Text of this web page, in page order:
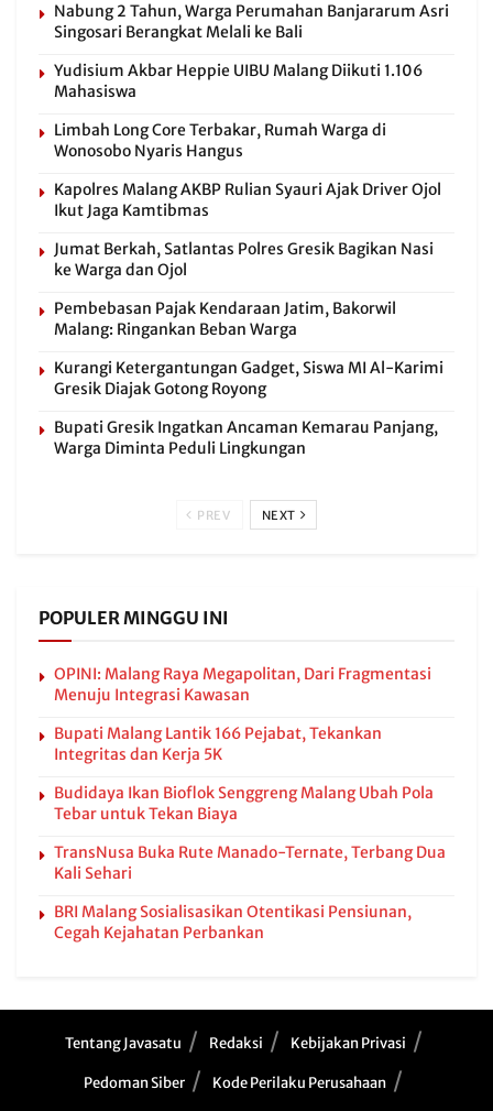
Nabung 2 Tahun, Warga Perumahan Banjararum Asri
Singosari Berangkat Melali ke Bali
Yudisium Akbar Heppie UIBU Malang Diikuti 1.106
Mahasiswa
Limbah Long Core Terbakar, Rumah Warga di
Wonosobo Nyaris Hangus
Kapolres Malang AKBP Rulian Syauri Ajak Driver Ojol
Ikut Jaga Kamtibmas
Jumat Berkah, Satlantas Polres Gresik Bagikan Nasi
ke Warga dan Ojol
Pembebasan Pajak Kendaraan Jatim, Bakorwil
Malang: Ringankan Beban Warga
Kurangi Ketergantungan Gadget, Siswa MI Al-Karimi
Gresik Diajak Gotong Royong
Bupati Gresik Ingatkan Ancaman Kemarau Panjang,
Warga Diminta Peduli Lingkungan
PREV NEXT
POPULER MINGGU INI
OPINI: Malang Raya Megapolitan, Dari Fragmentasi
Menuju Integrasi Kawasan
Bupati Malang Lantik 166 Pejabat, Tekankan
Integritas dan Kerja 5K
Budidaya Ikan Bioflok Senggreng Malang Ubah Pola
Tebar untuk Tekan Biaya
TransNusa Buka Rute Manado-Ternate, Terbang Dua
Kali Sehari
BRI Malang Sosialisasikan Otentikasi Pensiunan,
Cegah Kejahatan Perbankan
Tentang Javasatu Redaksi Kebijakan Privasi
Pedoman Siber Kode Perilaku Perusahaan